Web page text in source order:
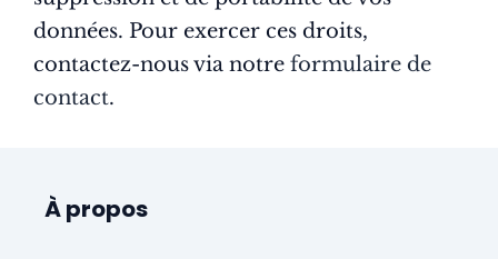
données. Pour exercer ces droits,
contactez-nous via notre formulaire de
contact.
À propos